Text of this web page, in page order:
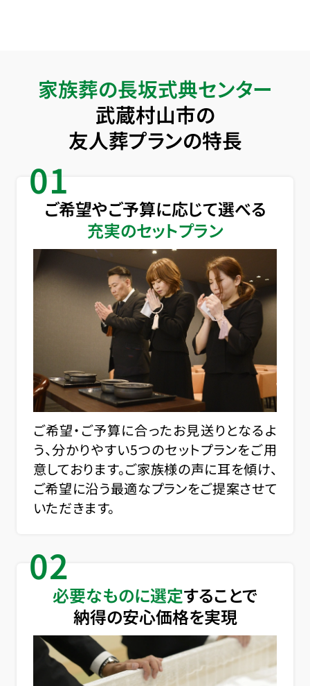
家族葬の長坂式典センター
武蔵村山市の
友人葬プランの特長
01
ご希望やご予算に応じて選べる
充実のセットプラン
ご希望・ご予算に合ったお見送りとなるよ
う、分かりやすい5つのセットプランをご用
意しております。ご家族様の声に耳を傾け、
ご希望に沿う最適なプランをご提案させて
いただきます。
02
必要なものに選定することで
納得の安心価格を実現